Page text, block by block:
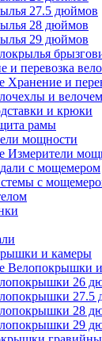
27.5 дюймов
28 дюймов
29 дюймов
и перевозка
Хранение и
и
и крюки
рамы
мощности
Измерители
с мощемером
с
и камеры
Велопокрышки
26
27.5
28
29